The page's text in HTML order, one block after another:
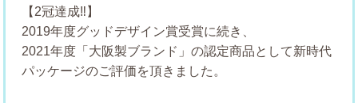
【2冠達成‼】
2019年度グッドデザイン賞受賞に続き、
2021年度「大阪製ブランド」の認定商品として新時代
パッケージのご評価を頂きました。